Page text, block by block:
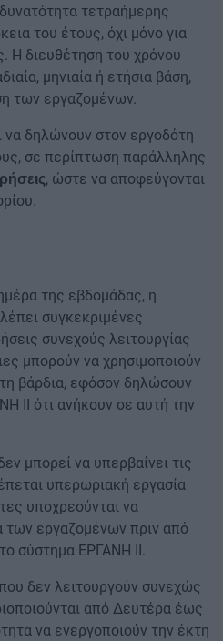
τετραήμερης
του έτους, όχι μόνο για
Η διευθέτηση του χρόνου
μηνιαία ή ετήσια βάση,
των εργαζομένων.
να δηλώνουν στον εργοδότη
σε περίπτωση παράλληλης
, ώστε να αποφεύγονται
της εβδομάδας, η
συγκεκριμένες
συνεχούς λειτουργίας
μπορούν να χρησιμοποιούν
βάρδια, εφόσον δηλώσουν
ΙΙ ότι ανήκουν σε αυτή την
μπορεί να υπερβαίνει τις
υπερωριακή εργασία
υποχρεούνται να
των εργαζομένων πριν από
σύστημα ΕΡΓΑΝΗ ΙΙ.
δεν λειτουργούν συνεχώς
από Δευτέρα έως
να ενεργοποιούν την έκτη